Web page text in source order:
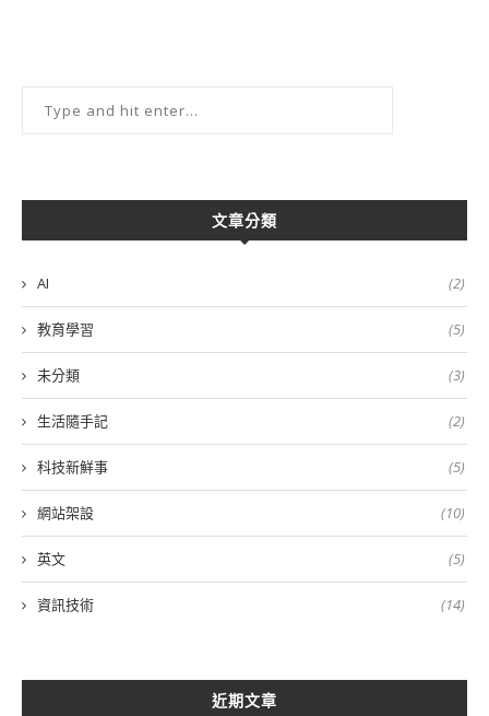
文章分類
AI (2)
教育學習 (5)
未分類 (3)
生活隨手記 (2)
科技新鮮事 (5)
網站架設 (10)
英文 (5)
資訊技術 (14)
近期文章